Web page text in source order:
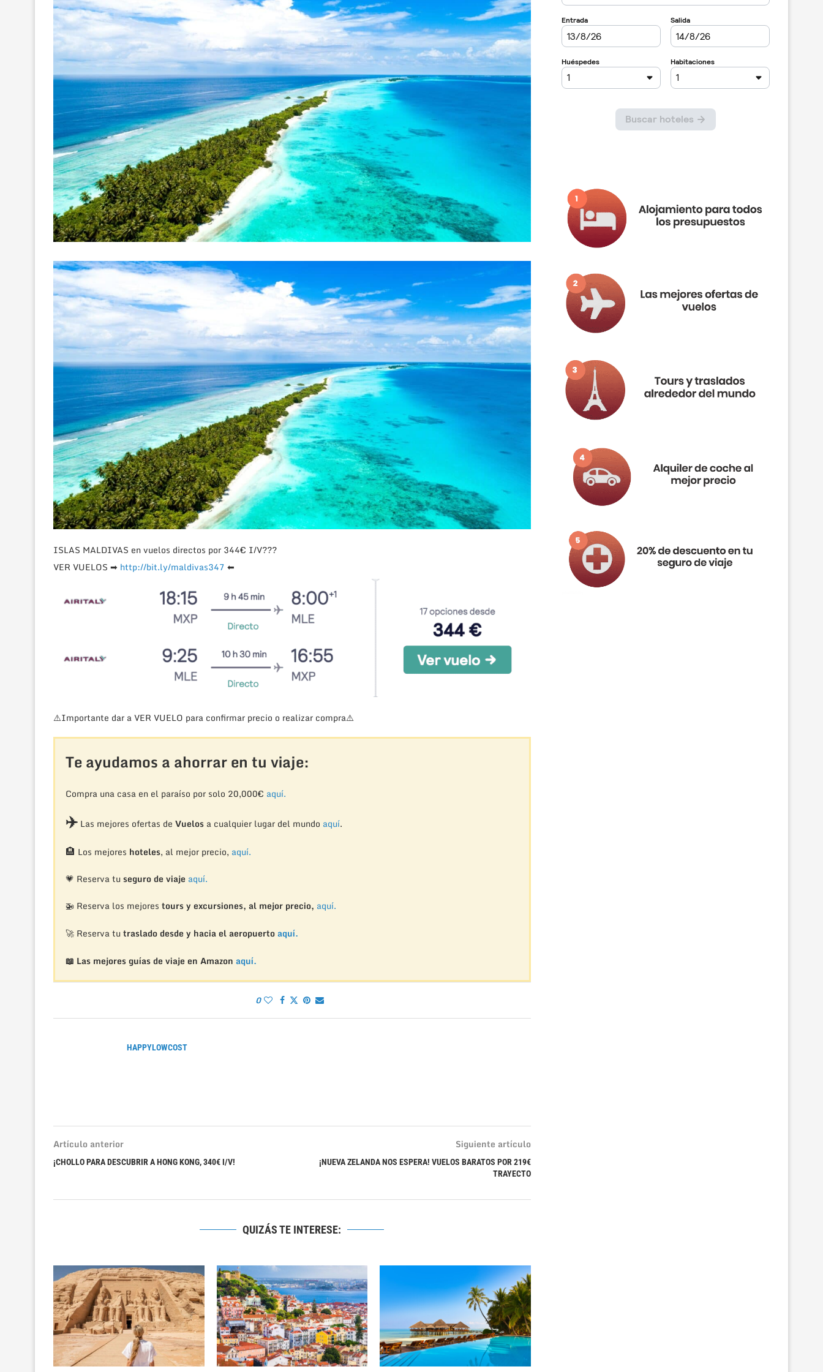
ISLAS MALDIVAS en vuelos directos por 344€ I/V???
VER VUELOS ➡ http://bit.ly/maldivas347 ⬅
⚠️Importante dar a VER VUELO para confirmar precio o realizar compra⚠️
Te ayudamos a ahorrar en tu viaje:
Compra una casa en el paraíso por solo 20,000€ aquí.
✈️Las mejores ofertas de Vuelosa cualquier lugar del mundo aquí.
🏨 Los mejores hoteles, al mejor precio, aquí.
💗 Reserva tu seguro de viaje aquí.
🚁 Reserva los mejores tours y excursiones, al mejor precio, aquí.
🚀 Reserva tu traslado desde y hacia el aeropuertoaquí.
📖 Las mejores guías de viaje en Amazon aquí.
0
HAPPYLOWCOST
Artículo anterior
¡CHOLLO PARA DESCUBRIR A HONG KONG, 340€ I/V!
Siguiente artículo
¡NUEVA ZELANDA NOS ESPERA! VUELOS BARATOS POR 219€
TRAYECTO
QUIZÁS TE INTERESE: